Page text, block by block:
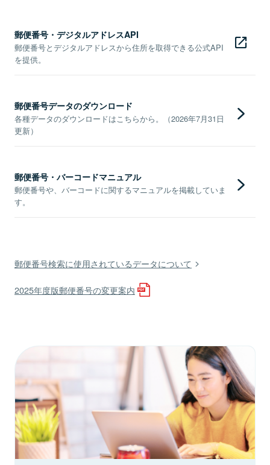
郵便番号・デジタルアドレスAPI
郵便番号とデジタルアドレスから住所を取得できる公式API
を提供。
郵便番号データのダウンロード
各種データのダウンロードはこちらから。（2026年7月31日
更新）
郵便番号・バーコードマニュアル
郵便番号や、バーコードに関するマニュアルを掲載していま
す。
郵便番号検索に使用されているデータについて
2025年度版郵便番号の変更案内